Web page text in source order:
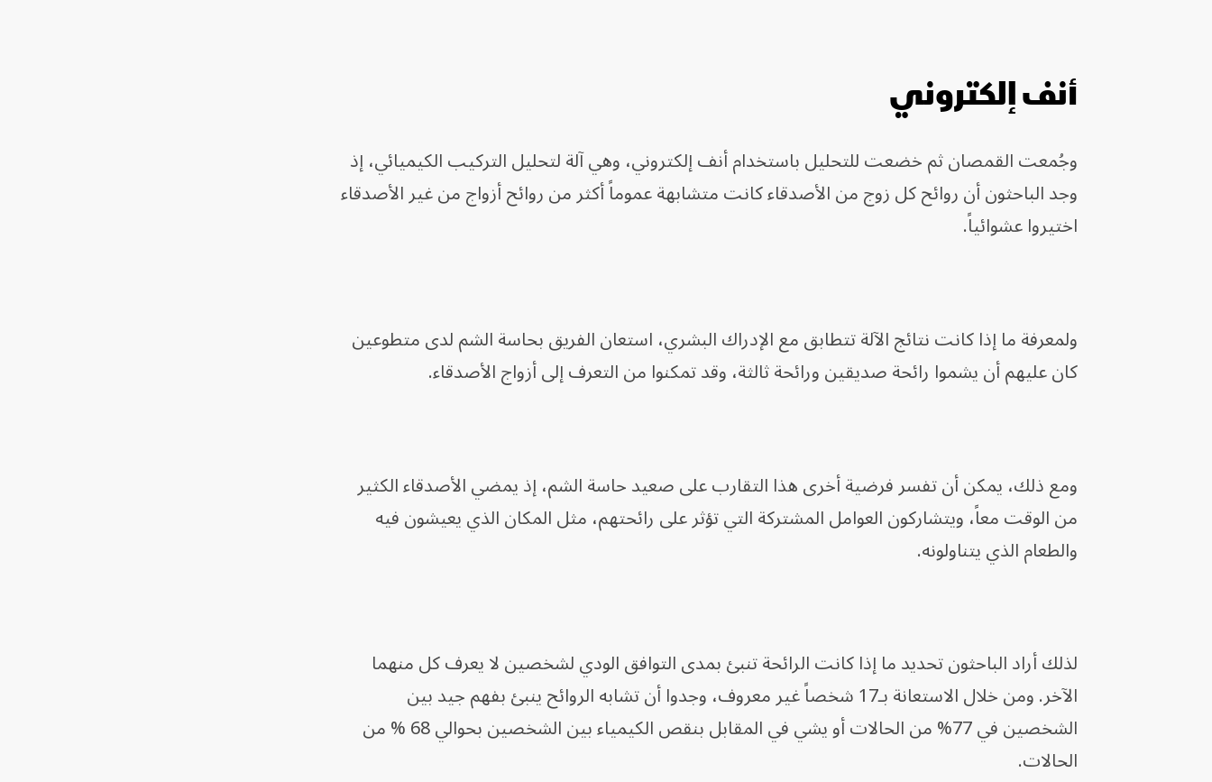
أنف إلكتروني
وجُمعت القمصان ثم خضعت للتحليل باستخدام أنف إلكتروني، وهي آلة لتحليل التركيب الكيميائي، إذ
وجد الباحثون أن روائح كل زوج من الأصدقاء كانت متشابهة عموماً أكثر من روائح أزواج من غير الأصدقاء
اختيروا عشوائياً.
ولمعرفة ما إذا كانت نتائج الآلة تتطابق مع الإدراك البشري، استعان الفريق بحاسة الشم لدى متطوعين
كان عليهم أن يشموا رائحة صديقين ورائحة ثالثة، وقد تمكنوا من التعرف إلى أزواج الأصدقاء.
ومع ذلك، يمكن أن تفسر فرضية أخرى هذا التقارب على صعيد حاسة الشم، إذ يمضي الأصدقاء الكثير
من الوقت معاً، ويتشاركون العوامل المشتركة التي تؤثر على رائحتهم، مثل المكان الذي يعيشون فيه
والطعام الذي يتناولونه.
لذلك أراد الباحثون تحديد ما إذا كانت الرائحة تنبئ بمدى التوافق الودي لشخصين لا يعرف كل منهما
الآخر. ومن خلال الاستعانة بـ17 شخصاً غير معروف، وجدوا أن تشابه الروائح ينبئ بفهم جيد بين
الشخصين في 77% من الحالات أو يشي في المقابل بنقص الكيمياء بين الشخصين بحوالي 68 % من
الحالات.